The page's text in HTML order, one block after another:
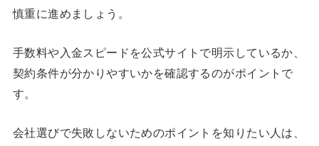
慎重に進めましょう。
手数料や入金スピードを公式サイトで明示しているか、
契約条件が分かりやすいかを確認するのがポイントで
す。
会社選びで失敗しないためのポイントを知りたい人は、